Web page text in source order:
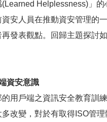
Helplessness)」的
安人員在推動資安管理的
發表觀點。回歸主題探討
資安意識
用戶端之資訊安全教育訓
改變，對於有取得ISO管理